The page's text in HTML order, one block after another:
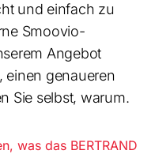
und einfach zu
Smoovio-
Angebot
einen genaueren
Sie selbst, warum.
was das BERTRAND